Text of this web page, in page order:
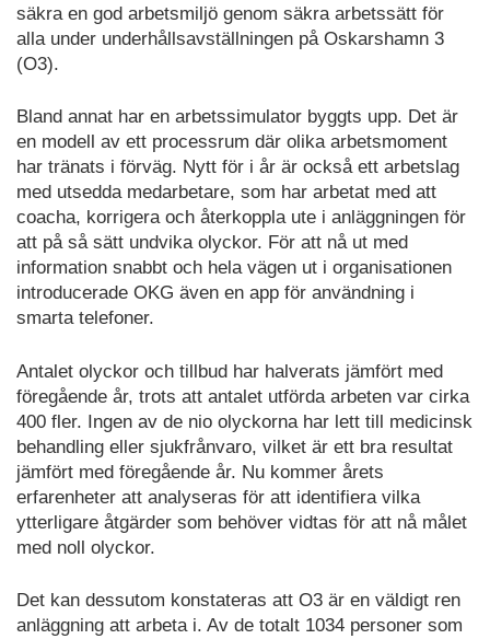
säkra en god arbetsmiljö genom säkra arbetssätt för
alla under underhållsavställningen på Oskarshamn 3
(O3).
Bland annat har en arbetssimulator byggts upp. Det är
en modell av ett processrum där olika arbetsmoment
har tränats i förväg. Nytt för i år är också ett arbetslag
med utsedda medarbetare, som har arbetat med att
coacha, korrigera och återkoppla ute i anläggningen för
att på så sätt undvika olyckor. För att nå ut med
information snabbt och hela vägen ut i organisationen
introducerade OKG även en app för användning i
smarta telefoner.
Antalet olyckor och tillbud har halverats jämfört med
föregående år, trots att antalet utförda arbeten var cirka
400 fler. Ingen av de nio olyckorna har lett till medicinsk
behandling eller sjukfrånvaro, vilket är ett bra resultat
jämfört med föregående år. Nu kommer årets
erfarenheter att analyseras för att identifiera vilka
ytterligare åtgärder som behöver vidtas för att nå målet
med noll olyckor.
Det kan dessutom konstateras att O3 är en väldigt ren
anläggning att arbeta i. Av de totalt 1034 personer som